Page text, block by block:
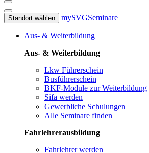
Standort wählen mySVGSeminare
Aus- & Weiterbildung
Aus- & Weiterbildung
Lkw Führerschein
Busführerschein
BKF-Module zur Weiterbildung
Sifa werden
Gewerbliche Schulungen
Alle Seminare finden
Fahrlehrerausbildung
Fahrlehrer werden